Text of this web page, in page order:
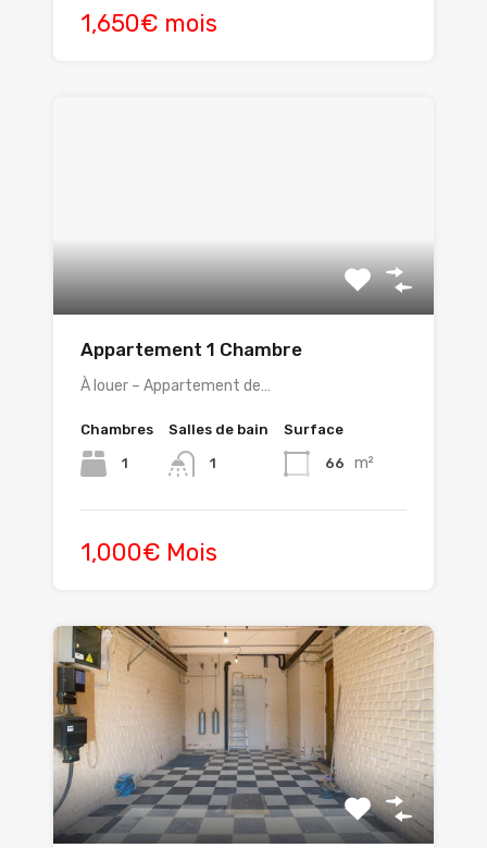
1,650€ mois
Appartement 1 Chambre
À louer – Appartement de…
Chambres
1
Salles de bain
1
Surface
66 m²
1,000€ Mois